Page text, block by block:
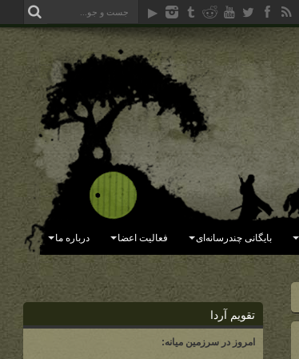
بایگانی چندرسانه‌ای فعالیت اعضا درباره ما
تقویم آردا
امروز در سرزمین میانه: